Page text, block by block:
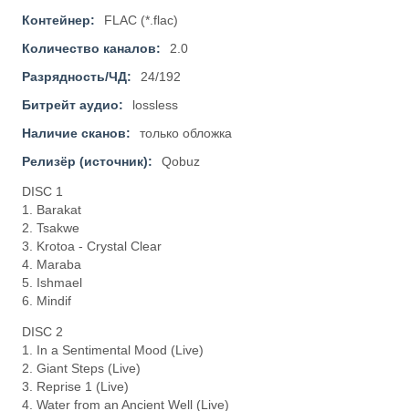
Контейнер:
FLAC (*.flac)
Количество каналов:
2.0
Разрядность/ЧД:
24/192
Битрейт аудио:
lossless
Наличие сканов:
только обложка
Релизёр (источник):
Qobuz
DISC 1
1. Barakat
2. Tsakwe
3. Krotoa - Crystal Clear
4. Maraba
5. Ishmael
6. Mindif
DISC 2
1. In a Sentimental Mood (Live)
2. Giant Steps (Live)
3. Reprise 1 (Live)
4. Water from an Ancient Well (Live)